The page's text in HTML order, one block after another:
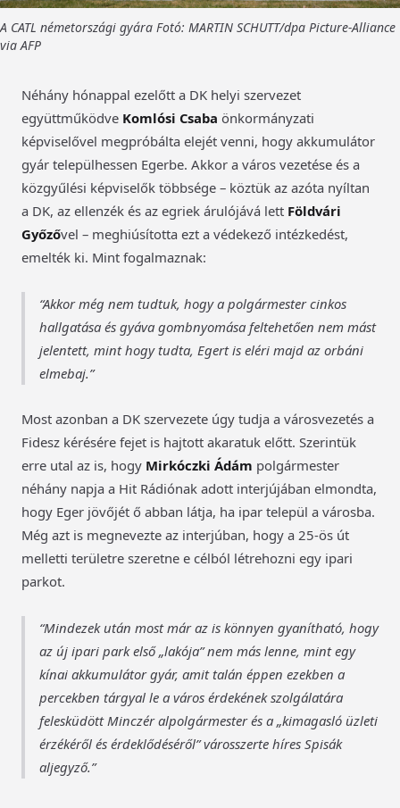
A CATL németországi gyára Fotó: MARTIN SCHUTT/dpa Picture-Alliance
via AFP
Néhány hónappal ezelőtt a DK helyi szervezet
együttműködve Komlósi Csaba önkormányzati
képviselővel megpróbálta elejét venni, hogy akkumulátor
gyár települhessen Egerbe. Akkor a város vezetése és a
közgyűlési képviselők többsége – köztük az azóta nyíltan
a DK, az ellenzék és az egriek árulójává lett Földvári
Győzővel – meghiúsította ezt a védekező intézkedést,
emelték ki. Mint fogalmaznak:
Akkor még nem tudtuk, hogy a polgármester cinkos
hallgatása és gyáva gombnyomása feltehetően nem mást
jelentett, mint hogy tudta, Egert is eléri majd az orbáni
elmebaj.
Most azonban a DK szervezete úgy tudja a városvezetés a
Fidesz kérésére fejet is hajtott akaratuk előtt. Szerintük
erre utal az is, hogy Mirkóczki Ádám polgármester
néhány napja a Hit Rádiónak adott interjújában elmondta,
hogy Eger jövőjét ő abban látja, ha ipar települ a városba.
Még azt is megnevezte az interjúban, hogy a 25-ös út
melletti területre szeretne e célból létrehozni egy ipari
parkot.
Mindezek után most már az is könnyen gyanítható, hogy
az új ipari park első „lakója” nem más lenne, mint egy
kínai akkumulátor gyár, amit talán éppen ezekben a
percekben tárgyal le a város érdekének szolgálatára
felesküdött Minczér alpolgármester és a „kimagasló üzleti
érzékéről és érdeklődéséről” városszerte híres Spisák
aljegyző.